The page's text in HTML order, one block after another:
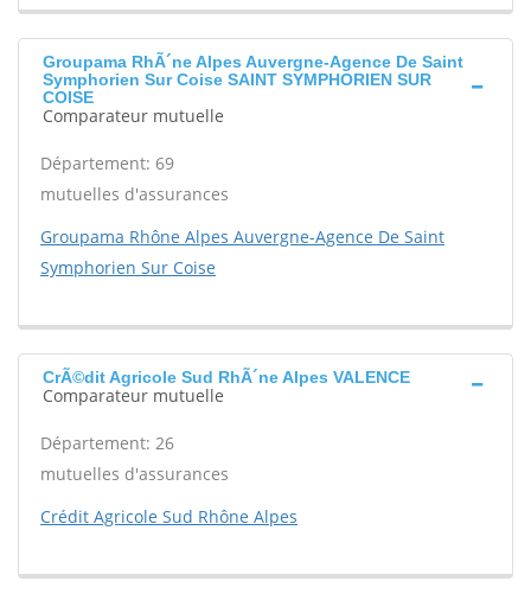
Groupama RhÃ´ne Alpes Auvergne-Agence De Saint
Symphorien Sur Coise SAINT SYMPHORIEN SUR
COISE
Comparateur mutuelle
Département: 69
mutuelles d'assurances
Groupama Rhône Alpes Auvergne-Agence De Saint
Symphorien Sur Coise
CrÃ©dit Agricole Sud RhÃ´ne Alpes VALENCE
Comparateur mutuelle
Département: 26
mutuelles d'assurances
Crédit Agricole Sud Rhône Alpes